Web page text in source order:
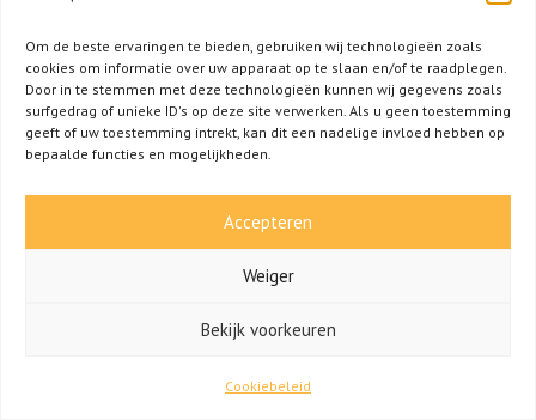
Om de beste ervaringen te bieden, gebruiken wij technologieën zoals
cookies om informatie over uw apparaat op te slaan en/of te raadplegen.
Door in te stemmen met deze technologieën kunnen wij gegevens zoals
surfgedrag of unieke ID's op deze site verwerken. Als u geen toestemming
geeft of uw toestemming intrekt, kan dit een nadelige invloed hebben op
bepaalde functies en mogelijkheden.
Accepteren
Weiger
Bekijk voorkeuren
Cookiebeleid
INFO@TATTOOCURSUS.NL!